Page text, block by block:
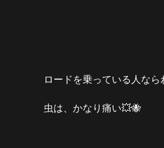
ロードを乗っている人なら
虫は、かなり痛い💥🐝